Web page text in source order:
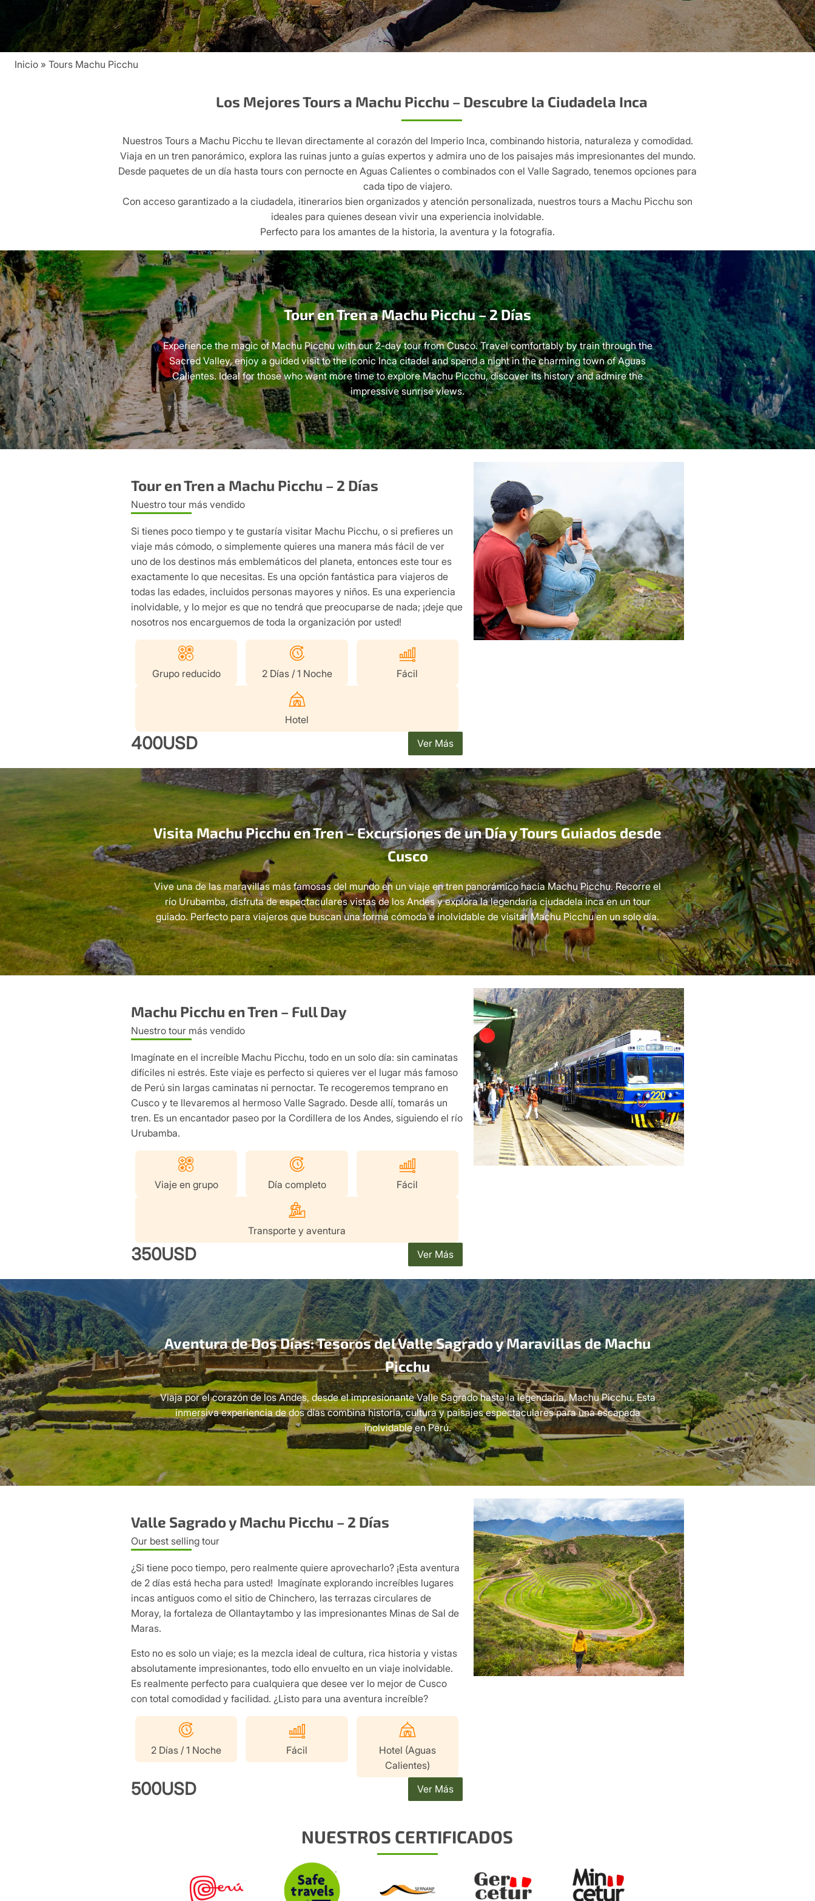
Inicio Tours Machu Picchu
Los Mejores Tours a Machu Picchu – Descubre la Ciudadela Inca
Nuestros Tours a Machu Picchu te llevan directamente al corazón del Imperio Inca, combinando historia, naturaleza y comodidad.
Viaja en un tren panorámico, explora las ruinas junto a guías expertos y admira uno de los paisajes más impresionantes del mundo.
Desde paquetes de un día hasta tours con pernocte en Aguas Calientes o combinados con el Valle Sagrado, tenemos opciones para
cada tipo de viajero.
Con acceso garantizado a la ciudadela, itinerarios bien organizados y atención personalizada, nuestros tours a Machu Picchu son
ideales para quienes desean vivir una experiencia inolvidable.
Perfecto para los amantes de la historia, la aventura y la fotografía.
Tour en Tren a Machu Picchu – 2 Días
Experience the magic of Machu Picchu with our 2-day tour from Cusco. Travel comfortably by train through the
Sacred Valley, enjoy a guided visit to the iconic Inca citadel and spend a night in the charming town of Aguas
Calientes. Ideal for those who want more time to explore Machu Picchu, discover its history and admire the
impressive sunrise views.
Tour en Tren a Machu Picchu – 2 Días
Nuestro tour más vendido
Si tienes poco tiempo y te gustaría visitar Machu Picchu, o si prefieres un
viaje más cómodo, o simplemente quieres una manera más fácil de ver
uno de los destinos más emblemáticos del planeta, entonces este tour es
exactamente lo que necesitas. Es una opción fantástica para viajeros de
todas las edades, incluidos personas mayores y niños. Es una experiencia
inolvidable, y lo mejor es que no tendrá que preocuparse de nada; ¡deje que
nosotros nos encarguemos de toda la organización por usted!
Grupo reducido 2 Días / 1 Noche Fácil
Hotel
400USD Ver Más
Visita Machu Picchu en Tren – Excursiones de un Día y Tours Guiados desde
Cusco
Vive una de las maravillas más famosas del mundo en un viaje en tren panorámico hacia Machu Picchu. Recorre el
río Urubamba, disfruta de espectaculares vistas de los Andes y explora la legendaria ciudadela inca en un tour
guiado. Perfecto para viajeros que buscan una forma cómoda e inolvidable de visitar Machu Picchu en un solo día.
Machu Picchu en Tren – Full Day
Nuestro tour más vendido
Imagínate en el increíble Machu Picchu, todo en un solo día: sin caminatas
difíciles ni estrés. Este viaje es perfecto si quieres ver el lugar más famoso
de Perú sin largas caminatas ni pernoctar. Te recogeremos temprano en
Cusco y te llevaremos al hermoso Valle Sagrado. Desde allí, tomarás un
tren. Es un encantador paseo por la Cordillera de los Andes, siguiendo el río
Urubamba.
Viaje en grupo Día completo Fácil
Transporte y aventura
350USD Ver Más
Aventura de Dos Días: Tesoros del Valle Sagrado y Maravillas de Machu
Picchu
Viaja por el corazón de los Andes, desde el impresionante Valle Sagrado hasta la legendaria, Machu Picchu. Esta
inmersiva experiencia de dos días combina historia, cultura y paisajes espectaculares para una escapada
inolvidable en Perú.
Valle Sagrado y Machu Picchu – 2 Días
Our best selling tour
¿Si tiene poco tiempo, pero realmente quiere aprovecharlo? ¡Esta aventura
de 2 días está hecha para usted! Imagínate explorando increíbles lugares
incas antiguos como el sitio de Chinchero, las terrazas circulares de
Moray, la fortaleza de Ollantaytambo y las impresionantes Minas de Sal de
Maras.
Esto no es solo un viaje; es la mezcla ideal de cultura, rica historia y vistas
absolutamente impresionantes, todo ello envuelto en un viaje inolvidable.
Es realmente perfecto para cualquiera que desee ver lo mejor de Cusco
con total comodidad y facilidad. ¿Listo para una aventura increíble?
2 Días / 1 Noche Fácil
Hotel (Aguas
Calientes)
500USD Ver Más
NUESTROS CERTIFICADOS